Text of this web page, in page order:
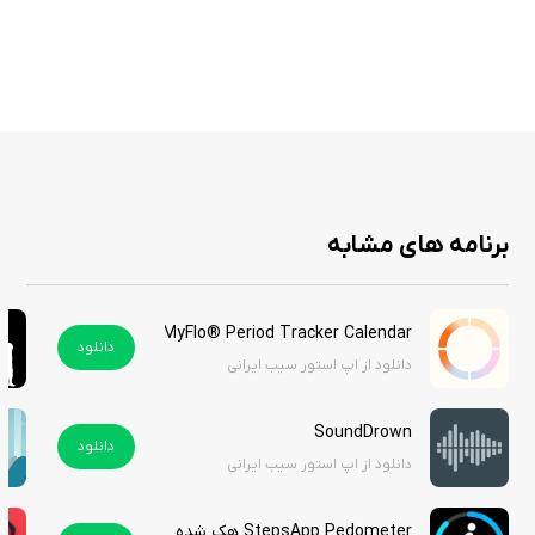
برنامه های مشابه
MyFlo® Period Tracker Calendar
دانلود از اپ استور سیب ایرانی
دانلود
SoundDrown
دانلود از اپ استور سیب ایرانی
دانلود